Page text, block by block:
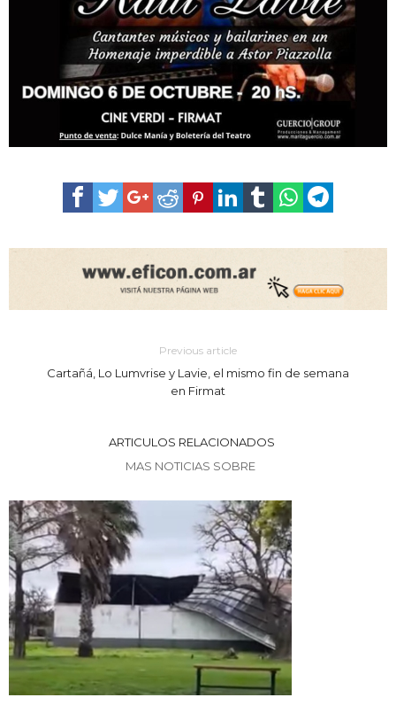
Previous article
Cartañá, Lo Lumvrise y Lavie, el mismo fin de semana
en Firmat
ARTICULOS RELACIONADOS
MAS NOTICIAS SOBRE